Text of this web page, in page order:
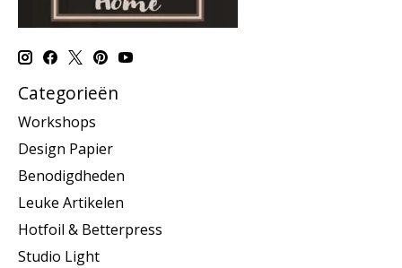
Categorieën
Workshops
Design Papier
Benodigdheden
Leuke Artikelen
Hotfoil & Betterpress
Studio Light